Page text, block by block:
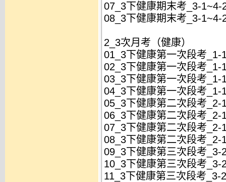
07_3下健康期末考_3-
08_3下健康期末考_3-
2_3次月考（健康）
01_3下健康第一次段考
02_3下健康第一次段考
03_3下健康第一次段考
04_3下健康第一次段考
05_3下健康第二次段考
06_3下健康第二次段考
07_3下健康第二次段考
08_3下健康第二次段考
09_3下健康第三次段考
10_3下健康第三次段考
11_3下健康第三次段考